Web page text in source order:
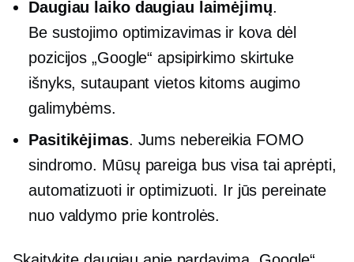
Daugiau laiko daugiau laimėjimų.
Be sustojimooptimizavimas ir kova dėl
pozicijos „Google“ apsipirkimo skirtuke
išnyks, sutaupant vietos kitoms augimo
galimybėms.
Pasitikėjimas. Jums nebereikia FOMO
sindromo. Mūsų pareiga bus visa tai aprėpti,
automatizuoti ir optimizuoti. Ir jūs pereinate
nuo valdymo prie kontrolės.